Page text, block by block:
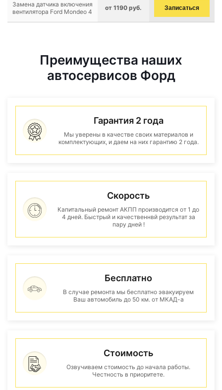
Замена датчика включения
вентилятора Ford Mondeo 4
от 1190 руб. Записаться
Преимущества наших
автосервисов Форд
Гарантия 2 года
Мы уверены в качестве своих материалов и
комплектующих, и даем на них гарантию 2 года.
Скорость
Капитальный ремонт АКПП производится от 1 до
4 дней. Быстрый и качественнвй результат за
пару дней !
Бесплатно
В случае ремонта мы бесплатно эвакуируем
Ваш автомобиль до 50 км. от МКАД-а
Стоимость
Озвучиваем стоимость до начала работы.
Честность в приоритете.